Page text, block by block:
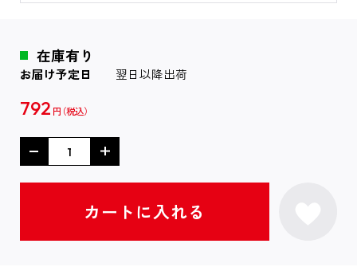
在庫有り
お届け予定日 翌日以降出荷
792 円